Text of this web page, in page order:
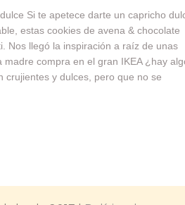
Si te apetece darte un capricho
estas cookies de avena & chocolate
Nos llegó la inspiración a raíz de unas
madre compra en el gran IKEA ¿hay
crujientes y dulces, pero que no se